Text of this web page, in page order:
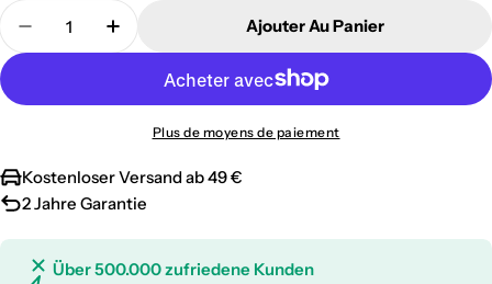
Quantité
Diminuer La Quantité Pour Bracelet
Augmenter La Quantité Pour Bracelet
Ajouter Au Panier
Plus de moyens de paiement
Kostenloser Versand ab 49 €
2 Jahre Garantie
Über 500.000 zufriedene Kunden